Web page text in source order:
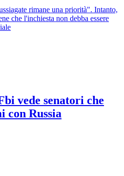
rimane una priorità". Intanto,
che l'inchiesta non debba essere
vede senatori che
con Russia